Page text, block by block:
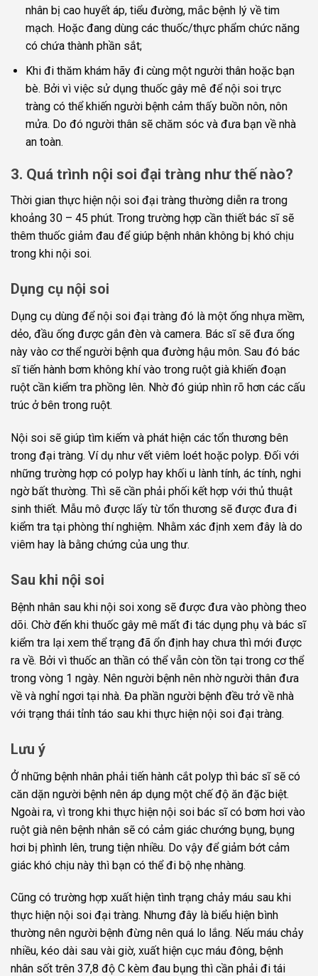
nhân bị cao huyết áp, tiểu đường, mắc bệnh lý về tim
mạch. Hoặc đang dùng các thuốc/thực phẩm chức năng
có chứa thành phần sắt;
Khi đi thăm khám hãy đi cùng một người thân hoặc bạn
bè. Bởi vì việc sử dụng thuốc gây mê để nội soi trực
tràng có thể khiến người bệnh cảm thấy buồn nôn, nôn
mửa. Do đó người thân sẽ chăm sóc và đưa bạn về nhà
an toàn.
3. Quá trình nội soi đại tràng như thế nào?
Thời gian thực hiện nội soi đại tràng thường diễn ra trong
khoảng 30 – 45 phút. Trong trường hợp cần thiết bác sĩ sẽ
thêm thuốc giảm đau để giúp bệnh nhân không bị khó chịu
trong khi nội soi.
Dụng cụ nội soi
Dụng cụ dùng để nội soi đại tràng đó là một ống nhựa mềm,
dẻo, đầu ống được gắn đèn và camera. Bác sĩ sẽ đưa ống
này vào cơ thể người bệnh qua đường hậu môn. Sau đó bác
sĩ tiến hành bơm không khí vào trong ruột già khiến đoạn
ruột cần kiểm tra phồng lên. Nhờ đó giúp nhìn rõ hơn các cấu
trúc ở bên trong ruột.
Nội soi sẽ giúp tìm kiếm và phát hiện các tổn thương bên
trong đại tràng. Ví dụ như vết viêm loét hoặc polyp. Đối với
những trường hợp có polyp hay khối u lành tính, ác tính, nghi
ngờ bất thường. Thì sẽ cần phải phối kết hợp với thủ thuật
sinh thiết. Mẫu mô được lấy từ tổn thương sẽ được đưa đi
kiểm tra tại phòng thí nghiệm. Nhằm xác định xem đây là do
viêm hay là bằng chứng của ung thư.
Sau khi nội soi
Bệnh nhân sau khi nội soi xong sẽ được đưa vào phòng theo
dõi. Chờ đến khi thuốc gây mê mất đi tác dụng phụ và bác sĩ
kiểm tra lại xem thể trạng đã ổn định hay chưa thì mới được
ra về. Bởi vì thuốc an thần có thể vẫn còn tồn tại trong cơ thể
trong vòng 1 ngày. Nên người bệnh nên nhờ người thân đưa
về và nghỉ ngơi tại nhà. Đa phần người bệnh đều trở về nhà
với trạng thái tỉnh táo sau khi thực hiện nội soi đại tràng.
Lưu ý
Ở những bệnh nhân phải tiến hành cắt polyp thì bác sĩ sẽ có
căn dặn người bệnh nên áp dụng một chế độ ăn đặc biệt.
Ngoài ra, vì trong khi thực hiện nội soi bác sĩ có bơm hơi vào
ruột già nên bệnh nhân sẽ có cảm giác chướng bụng, bụng
hơi bị phình lên, trung tiện nhiều. Do vậy để giảm bớt cảm
giác khó chịu này thì bạn có thể đi bộ nhẹ nhàng.
Cũng có trường hợp xuất hiện tình trạng chảy máu sau khi
thực hiện nội soi đại tràng. Nhưng đây là biểu hiện bình
thường nên người bệnh đừng nên quá lo lắng. Nếu máu chảy
nhiều, kéo dài sau vài giờ, xuất hiện cục máu đông, bệnh
nhân sốt trên 37,8 độ C kèm đau bụng thì cần phải đi tái